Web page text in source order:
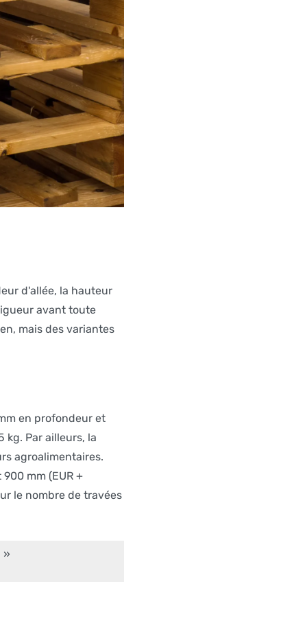
d'allée, la hauteur
avant toute
mais des variantes
en profondeur et
kg. Par ailleurs, la
agroalimentaires.
mm (EUR +
le nombre de travées
»